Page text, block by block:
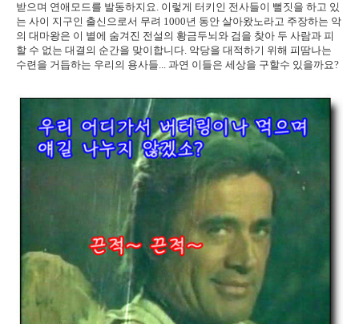
받으며 연애모드를 발동하지요. 이렇게 터키인 전사들이 뻘짓을 하고 있
는 사이 지구인 출신으로서 무려 1000년 동안 살아왔노라고 주장하는 악
의 대마왕은 이 별에 숨겨진 전설의 황금두뇌와 검을 찾아 두 사람과 피
할 수 없는 대결의 순간을 맞이합니다. 악당을 대적하기 위해 피땀나는
수련을 거듭하는 우리의 용사들... 과연 이들은 세상을 구할수 있을까요?